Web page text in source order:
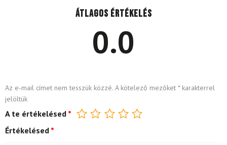
Átlagos értékelés
0.0
Az e-mail címet nem tesszük közzé. A kötelező mezőket *karakterrel
jelöltük
A te értékelésed *
Értékelésed *